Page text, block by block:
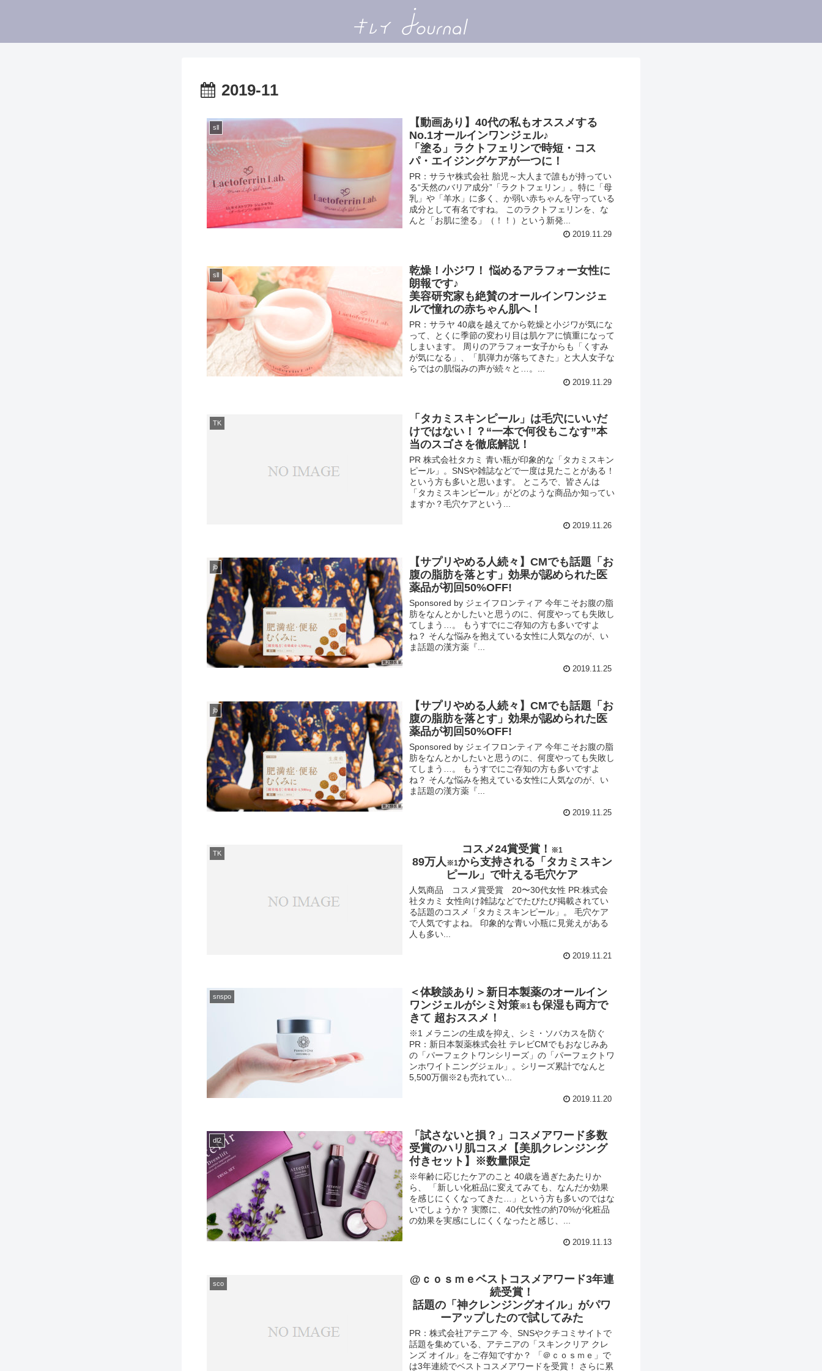
2019-11
sll
【動画あり】40代の私もオススメする
No.1オールインワンジェル♪
「塗る」ラクトフェリンで時短・コス
パ・エイジングケアが一つに！
PR：サラヤ株式会社 胎児～大人まで誰もが持ってい
る“天然のバリア成分”「ラクトフェリン」。特に「母
乳」や「羊水」に多く、か弱い赤ちゃんを守っている
成分として有名ですね。 このラクトフェリンを、な
んと「お肌に塗る」（！！）という新発...
2019.11.29
sll
乾燥！小ジワ！ 悩めるアラフォー女性に
朗報です♪
美容研究家も絶賛のオールインワンジェ
ルで憧れの赤ちゃん肌へ！
PR：サラヤ 40歳を越えてから乾燥と小ジワが気にな
って、とくに季節の変わり目は肌ケアに慎重になって
しまいます。 周りのアラフォー女子からも「くすみ
が気になる」、「肌弾力が落ちてきた」と大人女子な
らではの肌悩みの声が続々と…。...
2019.11.29
TK
「タカミスキンピール」は毛穴にいいだ
けではない！？“一本で何役もこなす”本
当のスゴさを徹底解説！
PR 株式会社タカミ 青い瓶が印象的な「タカミスキン
ピール」。SNSや雑誌などで一度は見たことがある！
という方も多いと思います。 ところで、皆さんは
「タカミスキンピール」がどのような商品か知ってい
ますか？毛穴ケアという...
2019.11.26
jb
【サプリやめる人続々】CMでも話題「お
腹の脂肪を落とす」効果が認められた医
薬品が初回50%OFF!
Sponsored by ジェイフロンティア 今年こそお腹の脂
肪をなんとかしたいと思うのに、何度やっても失敗し
てしまう…。 もうすでにご存知の方も多いですよ
ね？ そんな悩みを抱えている女性に人気なのが、い
ま話題の漢方薬『...
2019.11.25
jb
【サプリやめる人続々】CMでも話題「お
腹の脂肪を落とす」効果が認められた医
薬品が初回50%OFF!
Sponsored by ジェイフロンティア 今年こそお腹の脂
肪をなんとかしたいと思うのに、何度やっても失敗し
てしまう…。 もうすでにご存知の方も多いですよ
ね？ そんな悩みを抱えている女性に人気なのが、い
ま話題の漢方薬『...
2019.11.25
TK コスメ24賞受賞！ ※1
89万人 ※1から支持される「タカミスキン
ピール」で叶える毛穴ケア
人気商品 コスメ賞受賞 20〜30代女性 PR:株式会
社タカミ 女性向け雑誌などでたびたび掲載されてい
る話題のコスメ「タカミスキンピール」。 毛穴ケア
で人気ですよね。 印象的な青い小瓶に見覚えがある
人も多い...
2019.11.21
snspo
＜体験談あり＞新日本製薬のオールイン
ワンジェルがシミ対策※1も保湿も両方で
きて 超おススメ！
※1 メラニンの生成を抑え、シミ・ソバカスを防ぐ
PR：新日本製薬株式会社 テレビCMでもおなじみあ
の「パーフェクトワンシリーズ」の「パーフェクトワ
ンホワイトニングジェル」。シリーズ累計でなんと
5,500万個※2も売れてい...
2019.11.20
dl2
「試さないと損？」コスメアワード多数
受賞のハリ肌コスメ【美肌クレンジング
付きセット】※数量限定
※年齢に応じたケアのこと 40歳を過ぎたあたりか
ら、 「新しい化粧品に変えてみても、なんだか効果
を感じにくくなってきた…」という方も多いのではな
いでしょうか？ 実際に、40代女性の約70%が化粧品
の効果を実感にしにくくなったと感じ、...
2019.11.13
sco
@ｃｏｓｍｅベストコスメアワード3年連
続受賞！
話題の「神クレンジングオイル」がパワ
ーアップしたので試してみた
PR：株式会社アテニア 今、SNSやクチコミサイトで
話題を集めている、アテニアの「スキンクリア クレ
ンズ オイル」をご存知ですか？ 「＠ｃｏｓｍｅ」で
は3年連続でベストコスメアワードを受賞！ さらに累